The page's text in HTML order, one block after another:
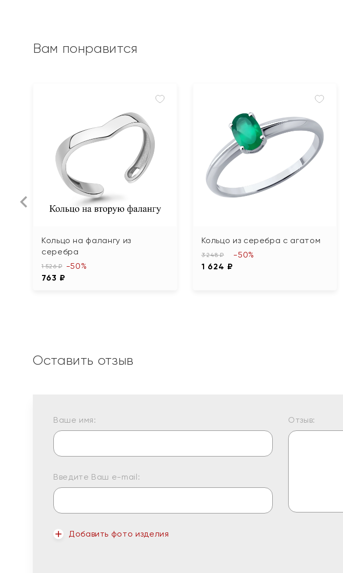
Вам понравится
Кольцо на фалангу из
серебра
1 526 ₽
763 ₽
-50%
Кольцо из серебра с агатом
3 248 ₽
1 624 ₽
-50%
Оставить отзыв
Ваше имя:
Введите Ваш e-mail:
Добавить фото изделия
Отзыв: